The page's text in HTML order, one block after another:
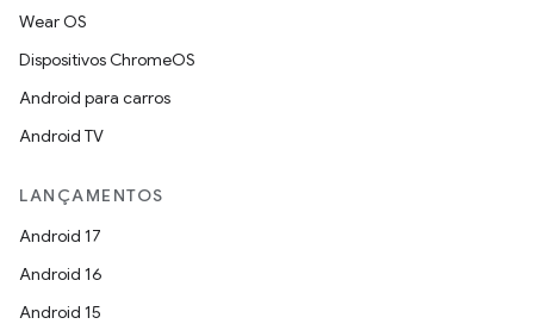
Wear OS
Dispositivos ChromeOS
Android para carros
Android TV
LANÇAMENTOS
Android 17
Android 16
Android 15